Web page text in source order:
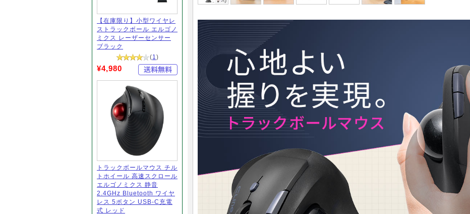
【在庫限り】小型ワイヤレ
ストラックボール エルゴノ
ミクス レーザーセンサー
ブラック
(1 )
¥4,980
トラックボールマウス チル
トホイール 高速スクロール
エルゴノミクス 静音
2.4GHz Bluetooth ワイヤ
レス 5ボタン USB-C充電
式 レッド